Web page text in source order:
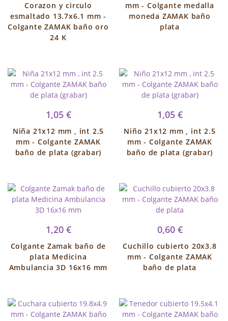
Corazon y circulo
esmaltado 13.7x6.1 mm -
Colgante ZAMAK baño oro
24 K
mm - Colgante medalla
moneda ZAMAK baño
plata
1,05 €
Niña 21x12 mm , int 2.5
mm - Colgante ZAMAK
baño de plata (grabar)
1,05 €
Niño 21x12 mm , int 2.5
mm - Colgante ZAMAK
baño de plata (grabar)
1,20 €
Colgante Zamak baño de
plata Medicina
Ambulancia 3D 16x16 mm
0,60 €
Cuchillo cubierto 20x3.8
mm - Colgante ZAMAK
baño de plata